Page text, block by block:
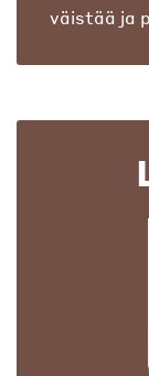
väistää ja